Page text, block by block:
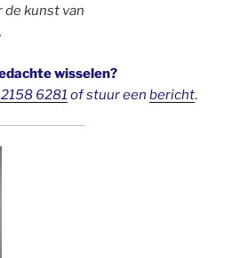
de kunst van
wisselen?
6281 of stuur een bericht.